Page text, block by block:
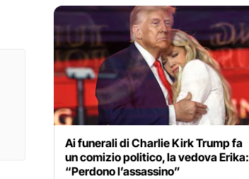
Ai funerali di Charlie Kirk Trump fa
un comizio politico, la vedova Erika:
“Perdono l’assassino”